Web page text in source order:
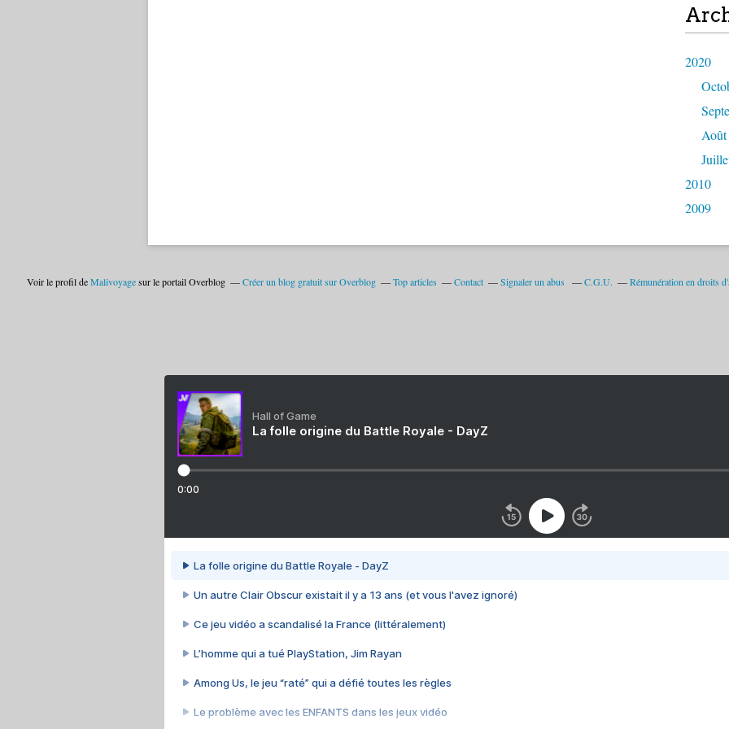
2020
Août
2010
2009
Voir le profil deMalivoyagesur le portail Overblog Créer un blog gratuit sur Overblog Top articles Contact Signaler un abus C.G.U. Rémunération en droits
Hall of Game
La folle origine du Battle Royale - DayZ
0:00
La folle origine du Battle Royale - DayZ
Un autre Clair Obscur existait il y a 13 ans (et vous l'avez ignoré)
Ce jeu vidéo a scandalisé la France (littéralement)
L’homme qui a tué PlayStation, Jim Rayan
Among Us, le jeu “raté” qui a défié toutes les règles
Le problème avec les ENFANTS dans les jeux vidéo